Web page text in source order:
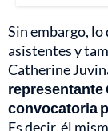
Sin embargo,
asistentes y
Catherine
representante
convocatoria
Es decir, él